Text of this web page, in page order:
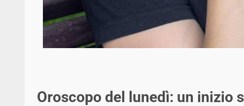
Oroscopo del lunedì: un inizio